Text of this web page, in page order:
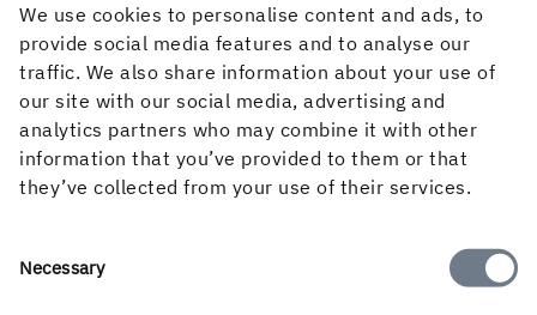
We use cookies to personalise content and ads, to
provide social media features and to analyse our
traffic. We also share information about your use of
our site with our social media, advertising and
analytics partners who may combine it with other
information that you’ve provided to them or that
they’ve collected from your use of their services.
Consent
Necessary
Om Holmen Trävaror